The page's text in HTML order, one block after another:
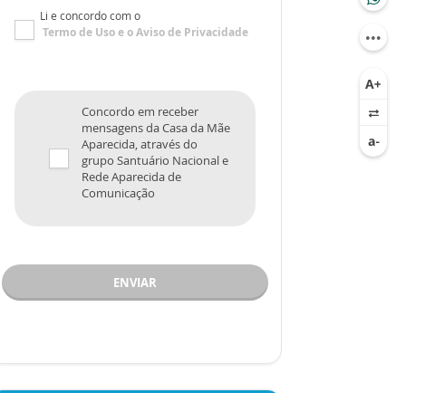
Li e concordo com o
Termo de Usoe oAviso de Privacidade
Concordo em receber
mensagens da Casa da Mãe
Aparecida, através do
grupo Santuário Nacional e
Rede Aparecida de
Comunicação
ENVIAR